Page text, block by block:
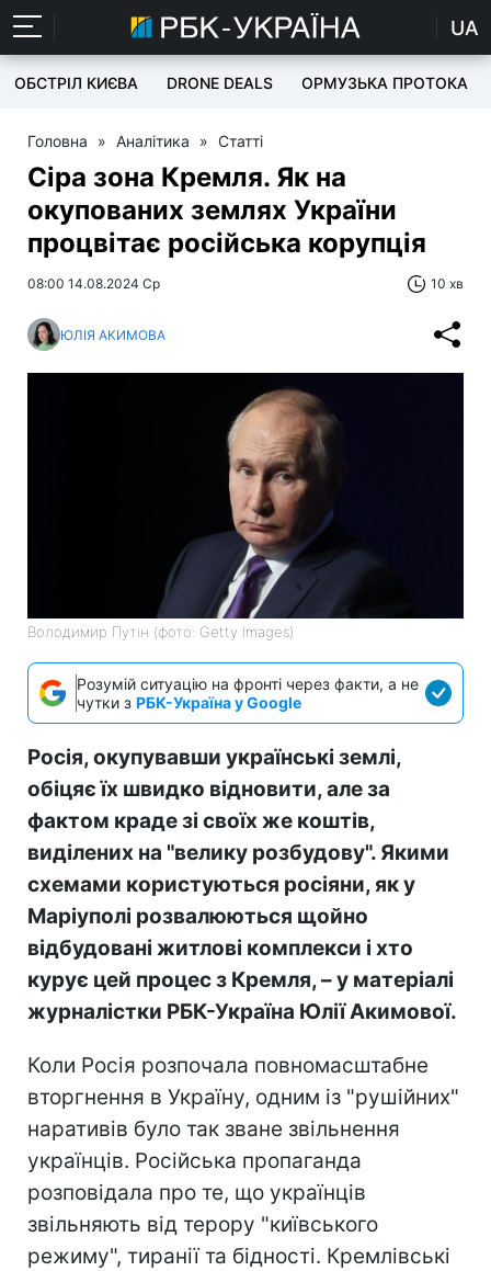
UA
ОБСТРІЛ КИЄВА DRONE DEALS ОРМУЗЬКА ПРОТОКА
Головна » Аналітика » Статті
Сіра зона Кремля. Як на
окупованих землях України
процвітає російська корупція
08:00 14.08.2024 Ср 10 хв
ЮЛІЯ АКИМОВА
Володимир Путін (фото: Getty Images)
Розумій ситуацію на фронті через факти, а не
чутки з РБК-Україна у Google
Росія, окупувавши українські землі,
обіцяє їх швидко відновити, але за
фактом краде зі своїх же коштів,
виділених на "велику розбудову". Якими
схемами користуються росіяни, як у
Маріуполі розвалюються щойно
відбудовані житлові комплекси і хто
курує цей процес з Кремля, – у матеріалі
журналістки РБК-Україна Юлії Акимової.
Коли Росія розпочала повномасштабне
вторгнення в Україну, одним із "рушійних"
наративів було так зване звільнення
українців. Російська пропаганда
розповідала про те, що українців
звільняють від терору "київського
режиму", тиранії та бідності. Кремлівські